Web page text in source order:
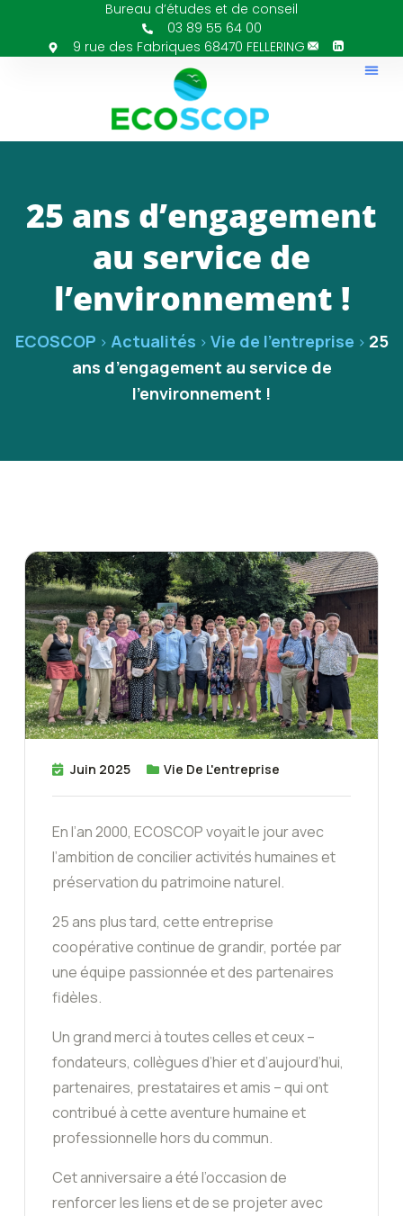
Bureau d’études et de conseil
03 89 55 64 00
9 rue des Fabriques 68470 FELLERING
25 ans d’engagement
au service de
l’environnement !
ECOSCOP > Actualités > Vie de l'entreprise > 25
ans d’engagement au service de
l’environnement !
Juin 2025 Vie De L'entreprise
En l’an 2000, ECOSCOP voyait le jour avec
l’ambition de concilier activités humaines et
préservation du patrimoine naturel.
25 ans plus tard, cette entreprise
coopérative continue de grandir, portée par
une équipe passionnée et des partenaires
fidèles.
Un grand merci à toutes celles et ceux –
fondateurs, collègues d’hier et d’aujourd’hui,
partenaires, prestataires et amis – qui ont
contribué à cette aventure humaine et
professionnelle hors du commun.
Cet anniversaire a été l’occasion de
renforcer les liens et de se projeter avec